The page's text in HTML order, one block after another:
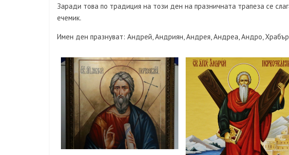
Заради това по традиция на този ден на празничната трапеза се
ечемик.
Имен ден празнуват: Андрей, Андриян, Андрея, Андреа, Андро,